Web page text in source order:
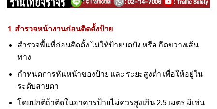
1. สำรวจหน้างานก่อนติดตั้งป้าย
สำรวจพื้นที่ก่อนติดตั้ง ไม่ให้ป้ายบดบัง หรือ กีดขวางเส้น
ทาง
กำหนดการหันหน้าของป้าย และ ระยะสูงต่ำ เพื่อให้อยู่ใน
ระดับสายตา
โดยปกติถ้าติดในอาคารป้ายไม่ควรสูงเกิน 2.5 เมตร มิเช่น